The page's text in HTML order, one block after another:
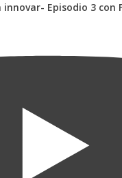
Episodio 3 con